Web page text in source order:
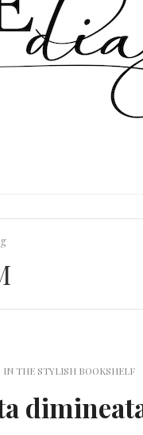
INTHE STYLISH BOOKSHELF